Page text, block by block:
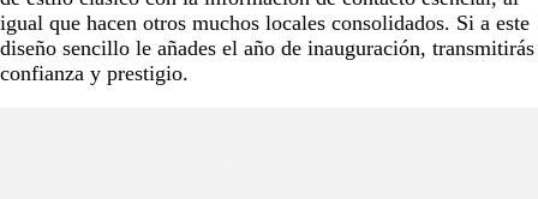
igual que hacen otros muchos locales consolidados. Si a este
diseño sencillo le añades el año de inauguración, transmitirás
confianza y prestigio.